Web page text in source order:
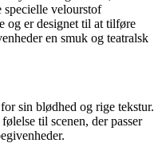
specielle velourstof
og er designet til at tilføre
en smuk og teatralsk
sin blødhed og rige tekstur.
til scenen, der passer